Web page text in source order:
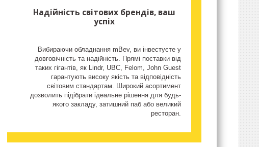
Надійність світових брендів, ваш
успіх
Вибираючи обладнання mBev, ви інвестуєте у
довговічність та надійність. Прямі поставки від
таких гігантів, як Lindr, UBC, Felom, John Guest
гарантують високу якість та відповідність
світовим стандартам. Широкий асортимент
дозволить підібрати ідеальне рішення для будь-
якого закладу, затишний паб або великий
ресторан.